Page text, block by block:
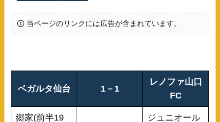
当ページのリンクには広告が含まれています。
ベガルタ仙台 1－1
レノファ山口
FC
郷家(前半19
ジュニオール